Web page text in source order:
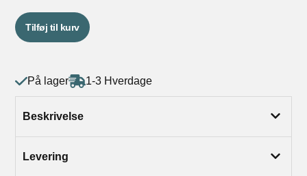
Tilføj til kurv
På lager 1-3 Hverdage
Beskrivelse
Levering